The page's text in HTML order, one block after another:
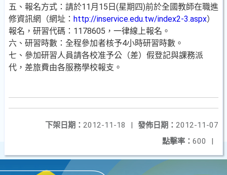
五、報名方式：請於11月15日(星期四)前於全國教師在職進
修資訊網（網址： http://inservice.edu.tw/index2-3.aspx）
報名，研習代碼：1178605，一律線上報名。
六、研習時數：全程參加者核予4小時研習時數。
七、參加研習人員請各校准予公（差）假登記與課務派
代，差旅費由各服務學校報支。
發佈日期： 2012-11-07
下架日期： 2012-11-18
|
點擊率： 600 |